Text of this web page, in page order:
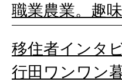
職業農業。趣
移住者インタ
行田ワンワン